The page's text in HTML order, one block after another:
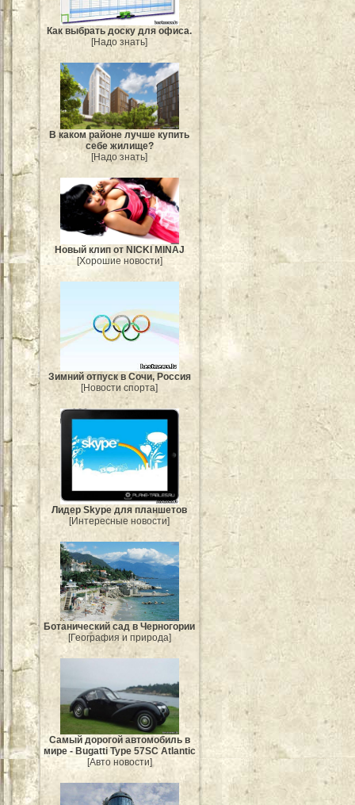
Как выбрать доску для офиса.
[Надо знать]
В каком районе лучше купить
себе жилище?
[Надо знать]
Новый клип от NICKI MINAJ
[Хорошие новости]
Зимний отпуск в Сочи, Россия
[Новости спорта]
Лидер Skype для планшетов
[Интересные новости]
Ботанический сад в Черногории
[География и природа]
Самый дорогой автомобиль в
мире - Bugatti Type 57SC Atlantic
[Авто новости]